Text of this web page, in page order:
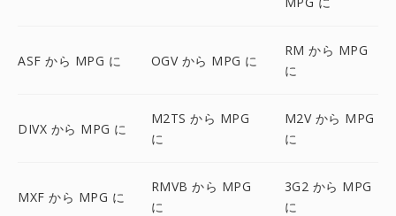
ASF から MPG に OGV から MPG に
RM から MPG
に
DIVX から MPG に
M2TS から MPG
に
M2V から MPG
に
MXF から MPG に
RMVB から MPG
に
3G2 から MPG
に